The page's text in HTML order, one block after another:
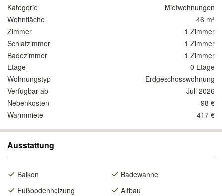
Kategorie
Mietwohnungen
Wohnfläche
46 m²
Zimmer
1 Zimmer
Schlafzimmer
1 Zimmer
Badezimmer
1 Zimmer
Etage
0 Etage
Wohnungstyp
Erdgeschosswohnung
Verfügbar ab
Juli 2026
Nebenkosten
98 €
Warmmiete
417 €
Ausstattung
Balkon
Badewanne
Fußbodenheizung
Altbau